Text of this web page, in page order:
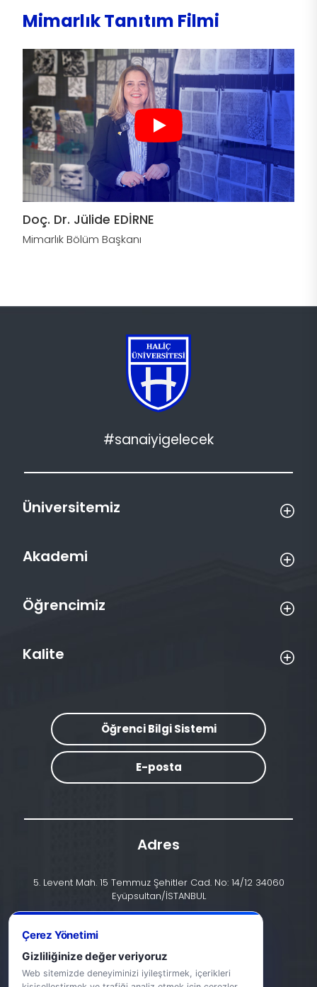
Mimarlık Tanıtım Filmi
Doç. Dr. Jülide EDİRNE
Mimarlık Bölüm Başkanı
#sanaiyigelecek
Üniversitemiz
Akademi
Öğrencimiz
Kalite
Öğrenci Bilgi Sistemi
E-posta
Adres
5. Levent Mah. 15 Temmuz Şehitler Cad. No: 14/12 34060
Eyüpsultan/İSTANBUL
info@halic.edu.tr
Çerez Yönetimi
Gizliliğinize değer veriyoruz
Web sitemizde deneyiminizi iyileştirmek, içerikleri